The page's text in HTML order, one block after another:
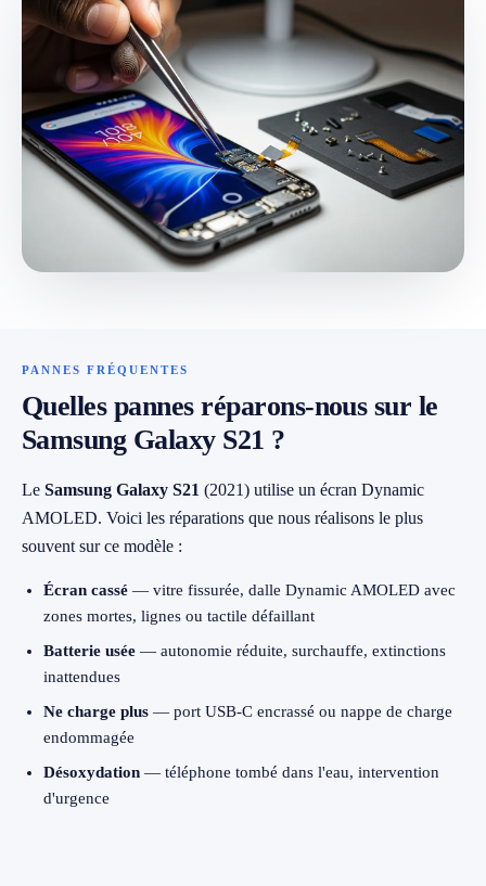
Jura & Plateau 4
Hors zone 2
→ Toutes les zones d'intervention (21 villes)
079 716 53 82
PANNES FRÉQUENTES
Quelles pannes réparons-nous sur le
Samsung Galaxy S21 ?
Le Samsung Galaxy S21 (2021) utilise un écran Dynamic
AMOLED. Voici les réparations que nous réalisons le plus
souvent sur ce modèle :
Écran cassé — vitre fissurée, dalle Dynamic AMOLED avec
zones mortes, lignes ou tactile défaillant
Batterie usée — autonomie réduite, surchauffe, extinctions
inattendues
Ne charge plus — port USB-C encrassé ou nappe de charge
endommagée
Désoxydation — téléphone tombé dans l'eau, intervention
d'urgence